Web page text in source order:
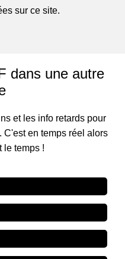
sur ce site.
dans une autre
et les info retards pour
C'est en temps réel alors
le temps !